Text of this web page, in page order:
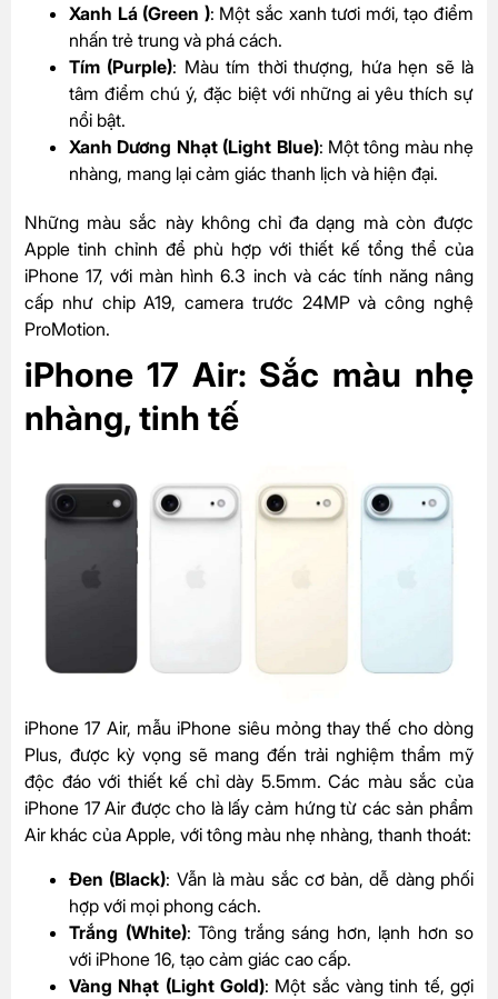
Xanh Lá (Green ): Một sắc xanh tươi mới, tạo điểm
nhấn trẻ trung và phá cách.
Tím (Purple): Màu tím thời thượng, hứa hẹn sẽ là
tâm điểm chú ý, đặc biệt với những ai yêu thích sự
nổi bật.
Xanh Dương Nhạt (Light Blue): Một tông màu nhẹ
nhàng, mang lại cảm giác thanh lịch và hiện đại.
Những màu sắc này không chỉ đa dạng mà còn được
Apple tinh chỉnh để phù hợp với thiết kế tổng thể của
iPhone 17, với màn hình 6.3 inch và các tính năng nâng
cấp như chip A19, camera trước 24MP và công nghệ
ProMotion.
iPhone 17 Air: Sắc màu nhẹ
nhàng, tinh tế
iPhone 17 Air, mẫu iPhone siêu mỏng thay thế cho dòng
Plus, được kỳ vọng sẽ mang đến trải nghiệm thẩm mỹ
độc đáo với thiết kế chỉ dày 5.5mm. Các màu sắc của
iPhone 17 Air được cho là lấy cảm hứng từ các sản phẩm
Air khác của Apple, với tông màu nhẹ nhàng, thanh thoát:
Đen (Black): Vẫn là màu sắc cơ bản, dễ dàng phối
hợp với mọi phong cách.
Trắng (White): Tông trắng sáng hơn, lạnh hơn so
với iPhone 16, tạo cảm giác cao cấp.
Vàng Nhạt (Light Gold): Một sắc vàng tinh tế, gợi